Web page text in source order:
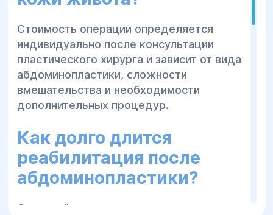
Стоимость операции определяется
индивидуально после консультации
пластического хирурга и зависит от вида
абдоминопластики, сложности
вмешательства и необходимости
дополнительных процедур.
Как долго длится
реабилитация после
абдоминопластики?
Основной период восстановления